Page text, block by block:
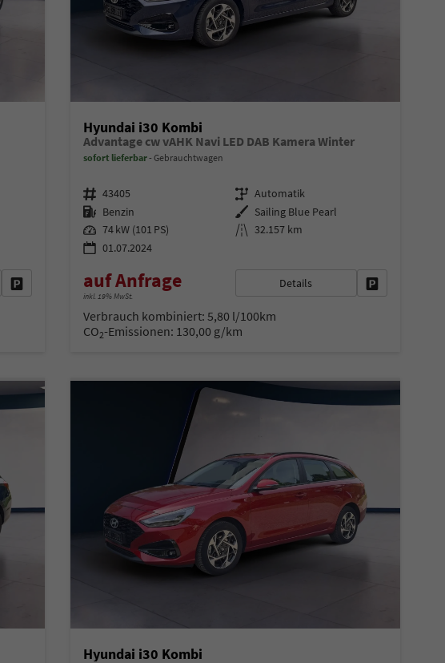
Fahrzeug parken
Hyundai i30 Kombi
Advantage cw vAHK Navi LED DAB Kamera Winter
sofort lieferbar Gebrauchtwagen
Fahrzeugnr. 43405 Getriebe Automatik
Kraftstoff Benzin Außenfarbe Sailing Blue Pearl
Leistung 74 kW (101 PS) Kilometerstand 32.157 km
01.07.2024
auf Anfrage
inkl. 19% MwSt.
Details Fahrzeug
Verbrauch kombiniert: 5,80 l/100km
CO2-Emissionen: 130,00 g/km
Hyundai i30 Kombi